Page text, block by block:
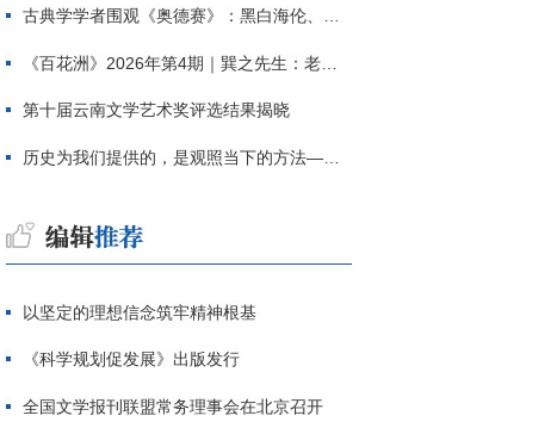
古典学学者围观《奥德赛》：黑白海伦、佩涅罗佩的别针与神秘入侵者
《百花洲》2026年第4期｜巽之先生：老兵朱向前侧记三题
第十届云南文学艺术奖评选结果揭晓
历史为我们提供的，是观照当下的方法——历史题材非虚构写作多人谈
以坚定的理想信念筑牢精神根基
《科学规划促发展》出版发行
全国文学报刊联盟常务理事会在北京召开